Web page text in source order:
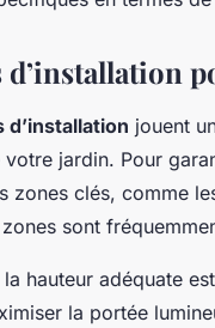
d’installation
jouent
votre jardin. Pour
zones clés, comme
sont
la hauteur adéquate
la portée